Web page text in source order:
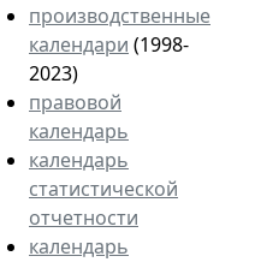
производственные
календари (1998-
2023)
правовой
календарь
календарь
статистической
отчетности
календарь